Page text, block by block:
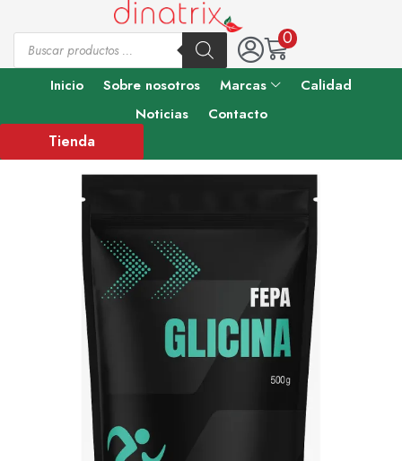
0
Inicio Sobre nosotros Marcas
Calidad
Noticias
Contacto
Tienda